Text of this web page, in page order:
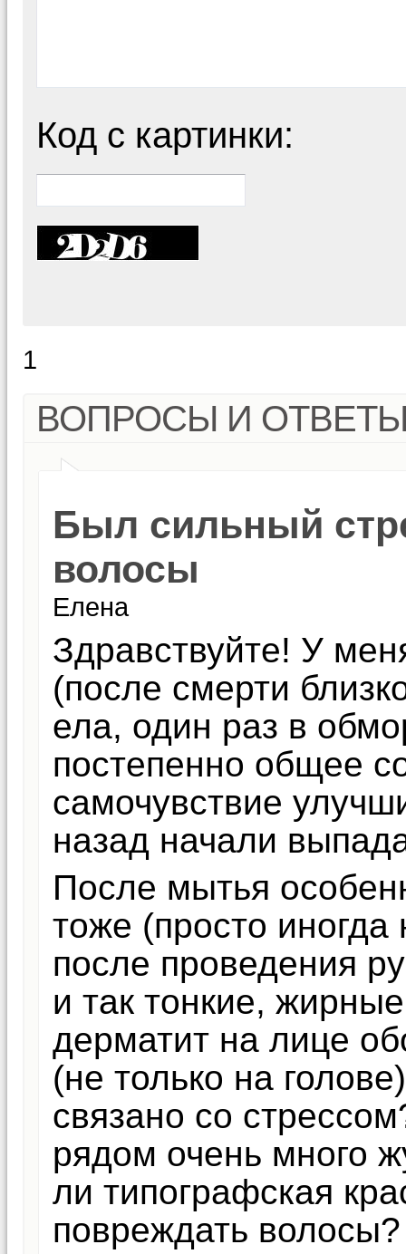
Код с картинки:
1
ВОПРОСЫ И
Был сильный
волосы
Елена
Здравствуйте! У
(после смерти
ела, один раз в
постепенно общее
самочувствие
назад начали
После мытья
тоже (просто
после проведения
и так тонкие,
дерматит на лице
(не только на
связано со
рядом очень много
ли типографская
повреждать